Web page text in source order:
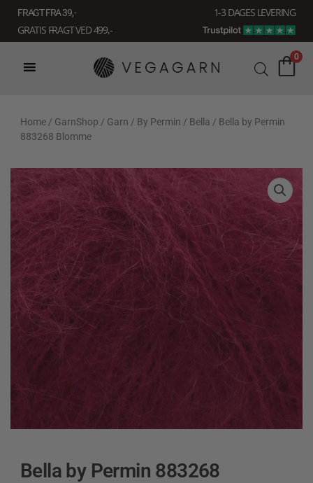
indholdet
FRAGT FRA 39, -
1-3 DAGES LEVERING
GRATIS FRAGT VED 499,-
0
Home / GarnShop / Garn / By Permin / Bella / Bella by Permin
883268 Blomme
Bella by Permin 883268